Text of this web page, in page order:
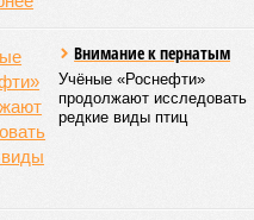
Внимание к пернатым
Учёные «Роснефти»
продолжают исследовать
редкие виды птиц